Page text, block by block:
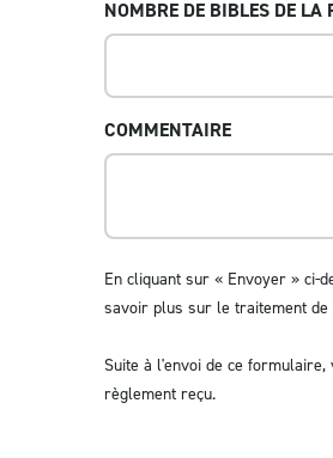
NOMBRE DE BIBLES DE LA
COMMENTAIRE
En cliquant sur « Envoyer » ci-
savoir plus sur le traitement de
Suite à l'envoi de ce
règlement reçu.